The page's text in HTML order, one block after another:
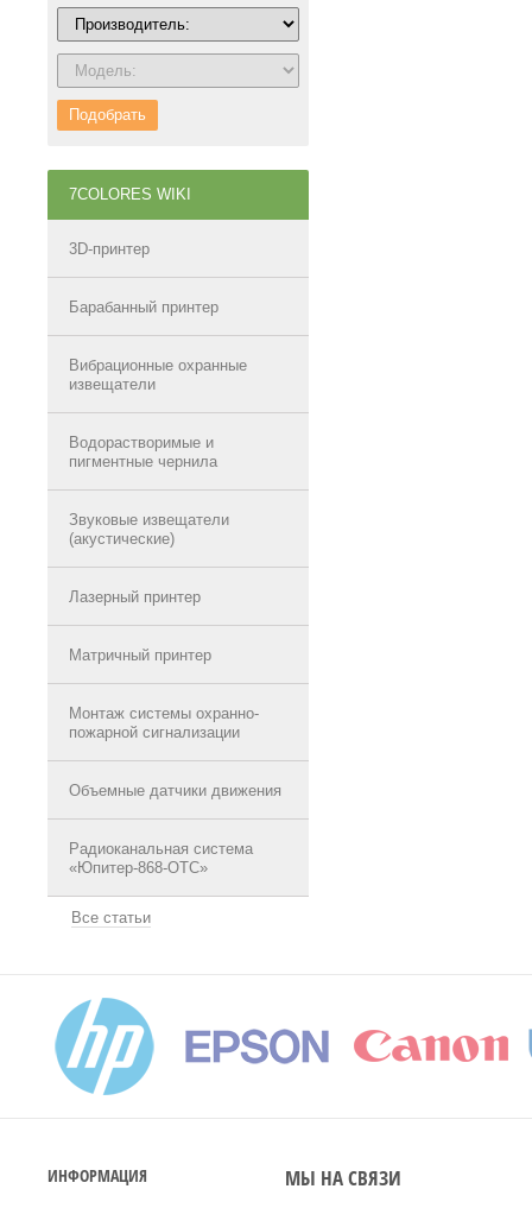
Подобрать
7COLORES WIKI
3D-принтер
Барабанный принтер
Вибрационные охранные
извещатели
Водорастворимые и
пигментные чернила
Звуковые извещатели
(акустические)
Лазерный принтер
Матричный принтер
Монтаж системы охранно-
пожарной сигнализации
Объемные датчики движения
Радиоканальная система
«Юпитер-868-ОТС»
Все статьи
ИНФОРМАЦИЯ МЫ НА СВЯЗИ